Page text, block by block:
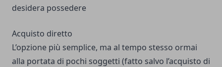
desidera possedere
Acquisto diretto
L’opzione più semplice, ma al tempo stesso ormai
alla portata di pochi soggetti (fatto salvo l’acquisto di